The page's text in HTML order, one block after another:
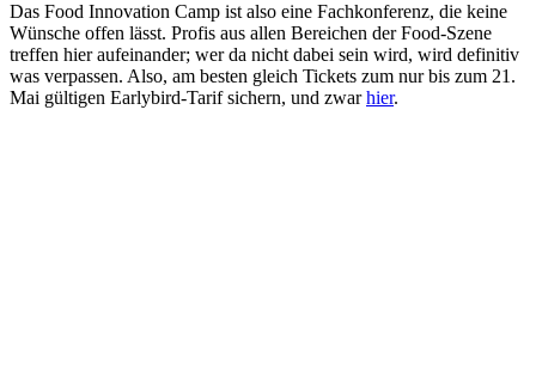
Das Food Innovation Camp ist also eine Fachkonferenz, die keine
Wünsche offen lässt. Profis aus allen Bereichen der Food-Szene
treffen hier aufeinander; wer da nicht dabei sein wird, wird definitiv
was verpassen. Also, am besten gleich Tickets zum nur bis zum 21.
Mai gültigen Earlybird-Tarif sichern, und zwarhier.